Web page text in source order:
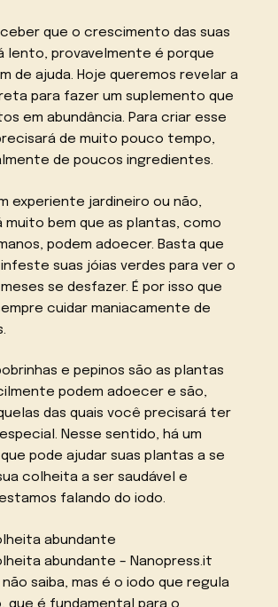
que o crescimento das suas
lento, provavelmente é porque
de ajuda. Hoje queremos revelar a
para fazer um suplemento que
em abundância. Para criar esse
de muito pouco tempo,
de poucos ingredientes.
experiente jardineiro ou não,
muito bem que as plantas, como
podem adoecer. Basta que
suas jóias verdes para ver o
se desfazer. É por isso que
cuidar maniacamente de
e pepinos são as plantas
podem adoecer e são,
das quais você precisará ter
Nesse sentido, há um
pode ajudar suas plantas a se
colheita a ser saudável e
falando do iodo.
abundante
abundante – Nanopress.it
saiba, mas é o iodo que regula